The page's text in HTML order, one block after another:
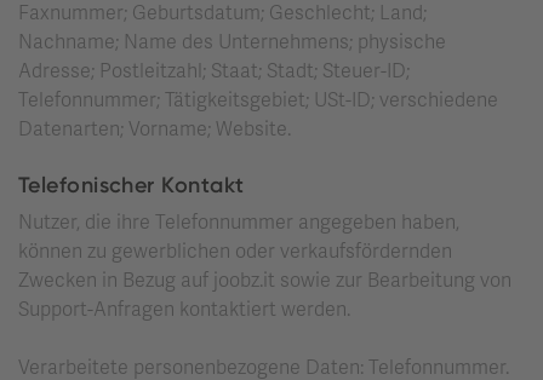
Faxnummer; Geburtsdatum; Geschlecht; Land;
Nachname; Name des Unternehmens; physische
Adresse; Postleitzahl; Staat; Stadt; Steuer-ID;
Telefonnummer; Tätigkeitsgebiet; USt-ID; verschiedene
Datenarten; Vorname; Website.
Telefonischer Kontakt
Nutzer, die ihre Telefonnummer angegeben haben,
können zu gewerblichen oder verkaufsfördernden
Zwecken in Bezug auf joobz.it sowie zur Bearbeitung von
Support-Anfragen kontaktiert werden.
Verarbeitete personenbezogene Daten: Telefonnummer.